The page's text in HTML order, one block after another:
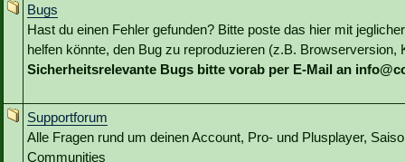
Bugs
Hast du einen Fehler gefunden? Bitte poste das hier mit
helfen könnte, den Bug zu reproduzieren (z.B. Browserversion,
Sicherheitsrelevante Bugs bitte vorab per E-Mail an
Supportforum
Alle Fragen rund um deinen Account, Pro- und Plusplayer,
Communities